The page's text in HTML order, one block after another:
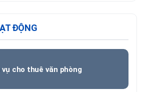
ĐỘNG
vụ cho thuê văn phòng